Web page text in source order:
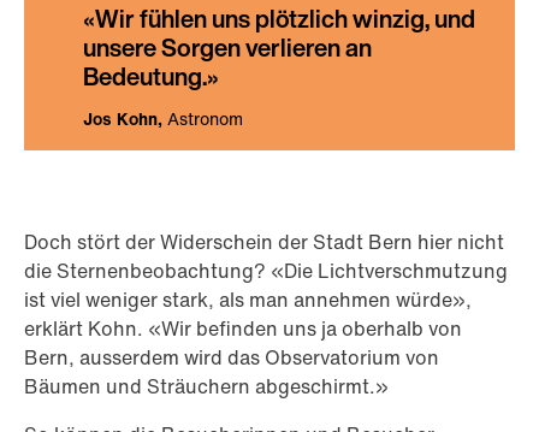
Wir fühlen uns plötzlich winzig, und
unsere Sorgen verlieren an
Bedeutung.
Jos Kohn Astronom
Doch stört der Widerschein der Stadt Bern hier nicht
die Sternenbeobachtung? «Die Lichtverschmutzung
ist viel weniger stark, als man annehmen würde»,
erklärt Kohn. «Wir befinden uns ja oberhalb von
Bern, ausserdem wird das Observatorium von
Bäumen und Sträuchern abgeschirmt.»